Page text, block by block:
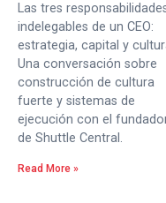
Las tres
indelegables de un CEO:
estrategia, capital y
Una conversación sobre
construcción de cultura
fuerte y sistemas de
ejecución con el
de Shuttle Central.
Read More »